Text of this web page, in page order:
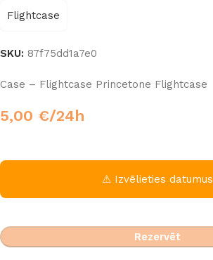
Flightcase
SKU: 87f75dd1a7e0
Case – Flightcase Princetone Flightcase
5,00 €/24h
⚠ Izvēlieties datumus
Rezervēt